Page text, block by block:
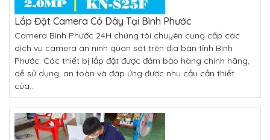
Lắp Đặt Camera Có Dây Tại Bình Phước
Camera Bình Phước 24H chúng tôi chuyên cung cấp các
dịch vụ camera an ninh quan sát trên địa bàn tỉnh Bình
Phước. Các thiết bị lắp đặt được đảm bảo hàng chính hãng,
dễ sử dụng, an toàn và đáp ứng được nhu cầu cần thiết
của...